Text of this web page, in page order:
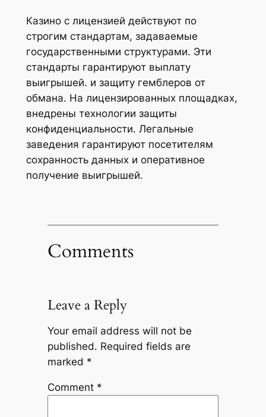
Казино с лицензией действуют по
строгим стандартам, задаваемые
государственными структурами. Эти
стандарты гарантируют выплату
выигрышей. и защиту гемблеров от
обмана. На лицензированных площадках,
внедрены технологии защиты
конфиденциальности. Легальные
заведения гарантируют посетителям
сохранность данных и оперативное
получение выигрышей.
Comments
Leave a Reply
Your email address will not be
published. Required fields are
marked *
Comment *